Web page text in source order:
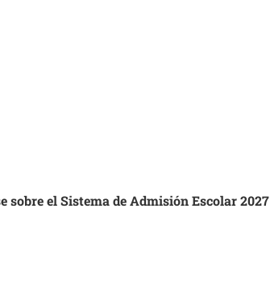
el Sistema de Admisión Escolar 2027